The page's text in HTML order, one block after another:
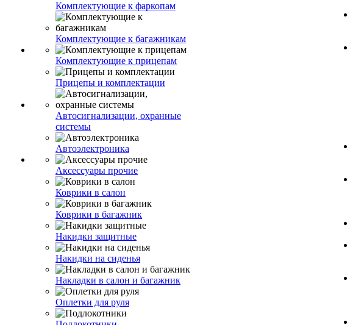
Комплектующие к фаркопам
Комплектующие к багажникам
Комплектующие к прицепам
Прицепы и комплектации
Автосигнализации, охранные
системы
Автоэлектроника
Аксессуары прочие
Коврики в салон
Коврики в багажник
Накидки защитные
Накидки на сиденья
Накладки в салон и багажник
Оплетки для руля